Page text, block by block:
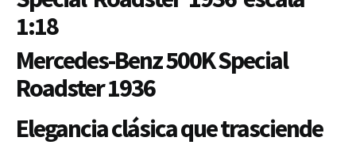
1:18
Mercedes-Benz 500K Special
Roadster 1936
Elegancia clásica que trasciende